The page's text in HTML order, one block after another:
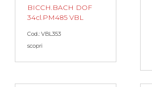
BICCH.BACH DOF
34cl.PM485 VBL
Cod.: VBL353
scopri